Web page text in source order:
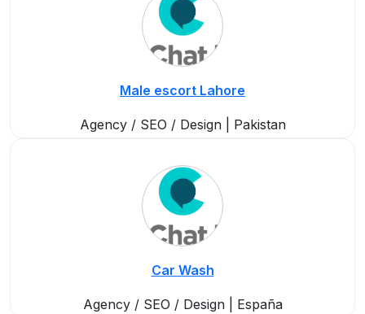
Male escort Lahore
Agency / SEO / Design | Pakistan
Car Wash
Agency / SEO / Design | España